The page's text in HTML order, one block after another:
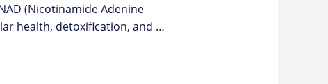
(Nicotinamide Adenine
health, detoxification, and …